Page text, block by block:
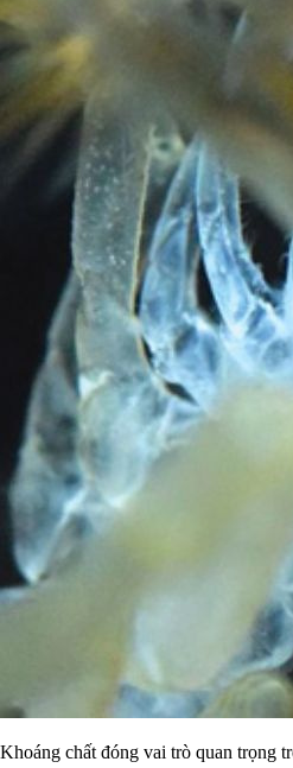
Khoáng chất đóng vai trò quan trọng